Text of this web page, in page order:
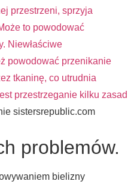
przestrzeni, sprzyja
to powodować
Niewłaściwe
powodować przenikanie
tkaninę, co utrudnia
przestrzeganie kilku zasad
sistersrepublic.com
problemów.
bielizny